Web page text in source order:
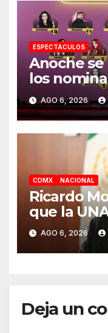
ESPECTACULOS
Anoche
los
los
la
AGO 6, 2026
CDMX NACIONAL
Ricardo
que la
semestre
AGO 6, 2026
Deja un